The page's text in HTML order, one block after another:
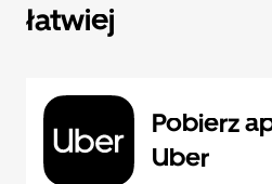
łatwiej
Pobierz
Uber